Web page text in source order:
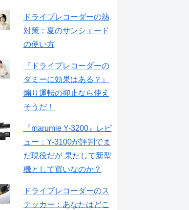
ドライブレコーダーの熱
対策：夏のサンシェード
の使い方
『ドライブレコーダーの
ダミーに効果はある？』
煽り運転の抑止なら使え
そうだ！
『marumie Y-3200』レビ
ュー：Y-3100が評判でま
だ現役だが 果たして新型
機として買いなのか？
ドライブレコーダーのス
テッカー：あなたはどこ